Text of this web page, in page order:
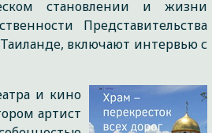
становлении и жизни
Представительства
включают интервью с
и кино
артист